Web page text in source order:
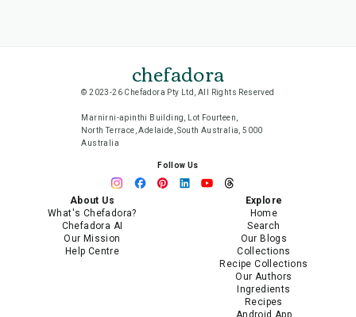
chefadora
© 2023-26 Chefadora Pty Ltd, All Rights Reserved
Marnirni-apinthi Building, Lot Fourteen,
North Terrace, Adelaide, South Australia, 5000
Australia
Follow Us
About Us
What's Chefadora?
Chefadora AI
Our Mission
Help Centre
Explore
Home
Search
Our Blogs
Collections
Recipe Collections
Our Authors
Ingredients
Recipes
Android App